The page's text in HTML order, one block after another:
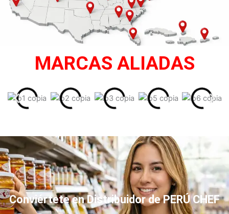
MARCAS ALIADAS
Conviértete en Distribuidor de PERÚ CHEF